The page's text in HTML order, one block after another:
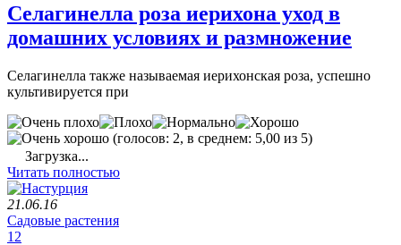
Селагинелла роза иерихона уход в
домашних условиях и размножение
Селагинелла также называемая иерихонская роза, успешно
культивируется при
(голосов: 2, в среднем: 5,00 из 5)
Загрузка...
Читать полностью
21.06.16
Садовые растения
12